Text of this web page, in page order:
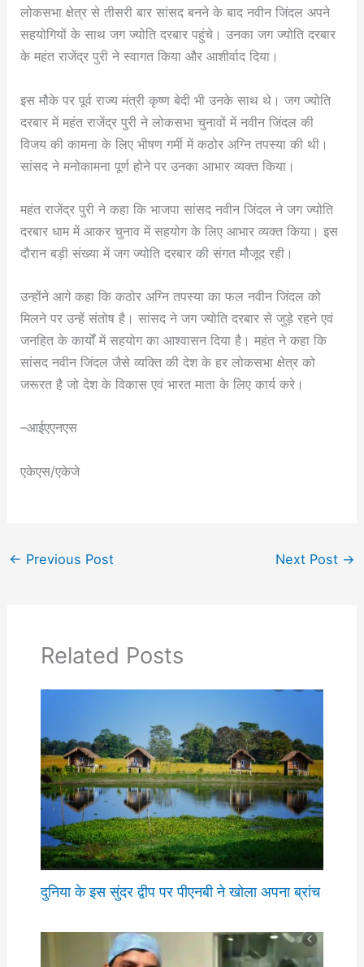
लोकसभा क्षेत्र से तीसरी बार सांसद बनने के बाद नवीन जिंदल अपने
सहयोगियों के साथ जग ज्योति दरबार पहुंचे। उनका जग ज्योति दरबार
के महंत राजेंद्र पुरी ने स्वागत किया और आशीर्वाद दिया।
इस मौके पर पूर्व राज्य मंत्री कृष्ण बेदी भी उनके साथ थे। जग ज्योति
दरबार में महंत राजेंद्र पुरी ने लोकसभा चुनावों में नवीन जिंदल की
विजय की कामना के लिए भीषण गर्मी में कठोर अग्नि तपस्या की थी।
सांसद ने मनोकामना पूर्ण होने पर उनका आभार व्यक्त किया।
महंत राजेंद्र पुरी ने कहा कि भाजपा सांसद नवीन जिंदल ने जग ज्योति
दरबार धाम में आकर चुनाव में सहयोग के लिए आभार व्यक्त किया। इस
दौरान बड़ी संख्या में जग ज्योति दरबार की संगत मौजूद रही।
उन्होंने आगे कहा कि कठोर अग्नि तपस्या का फल नवीन जिंदल को
मिलने पर उन्हें संतोष है। सांसद ने जग ज्योति दरबार से जुड़े रहने एवं
जनहित के कार्यों में सहयोग का आश्वासन दिया है। महंत ने कहा कि
सांसद नवीन जिंदल जैसे व्यक्ति की देश के हर लोकसभा क्षेत्र को
जरूरत है जो देश के विकास एवं भारत माता के लिए कार्य करे।
–आईएएनएस
एकेएस/एकेजे
← Previous Post Next Post →
Related Posts
दुनिया के इस सुंदर द्वीप पर पीएनबी ने खोला अपना ब्रांच